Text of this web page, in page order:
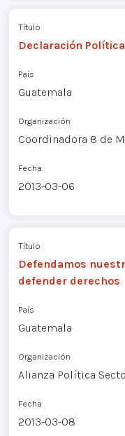
Título
Declaración Política
País
Guatemala
Organización
Coordinadora 8 de
Fecha
2013-03-06
Título
Defendamos
defender derechos
País
Guatemala
Organización
Alianza Política
Fecha
2013-03-08